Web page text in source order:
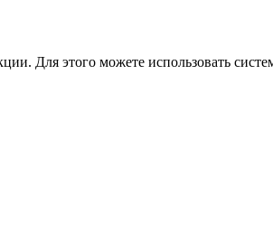
Для этого можете использовать